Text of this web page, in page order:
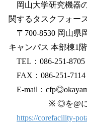
岡山大学研究機器
関するタスクフォー
〒700-8530 岡山県
キャンパス 本部棟1階
TEL：086-251-8705
FAX：086-251-7114
E-mail：
※ ◎を@に置
https://corefacility-